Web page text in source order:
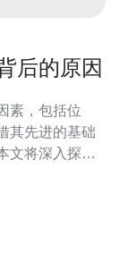
后的原因
素，包括位
其先进的基础
文将深入探讨
美国的一些知